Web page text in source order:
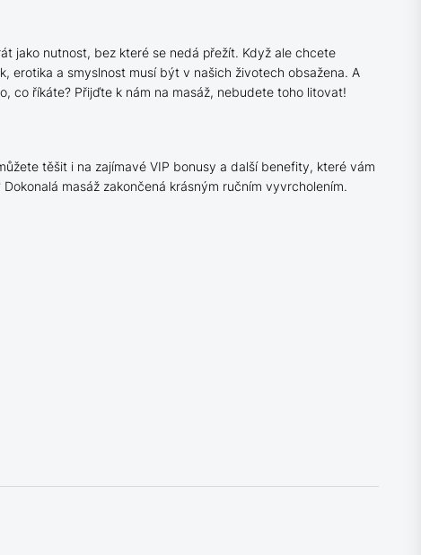
jako nutnost, bez které se nedá přežít. Když ale chcete
erotika a smyslnost musí být v našich životech obsažena. A
co říkáte? Přijďte k nám na masáž, nebudete toho litovat!
těšit i na zajímavé VIP bonusy a další benefity, které vám
masáž zakončená krásným ručním vyvrcholením.